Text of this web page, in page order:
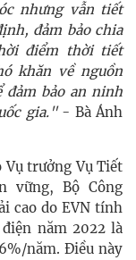
nhưng vẫn tiết
đảm bảo chia
điểm thời tiết
khăn về nguồn
đảm bảo an ninh
gia."- Bà Ánh
trưởng Vụ Tiết
vững, Bộ Công
cao do EVN tính
năm 2022 là
năm. Điều này